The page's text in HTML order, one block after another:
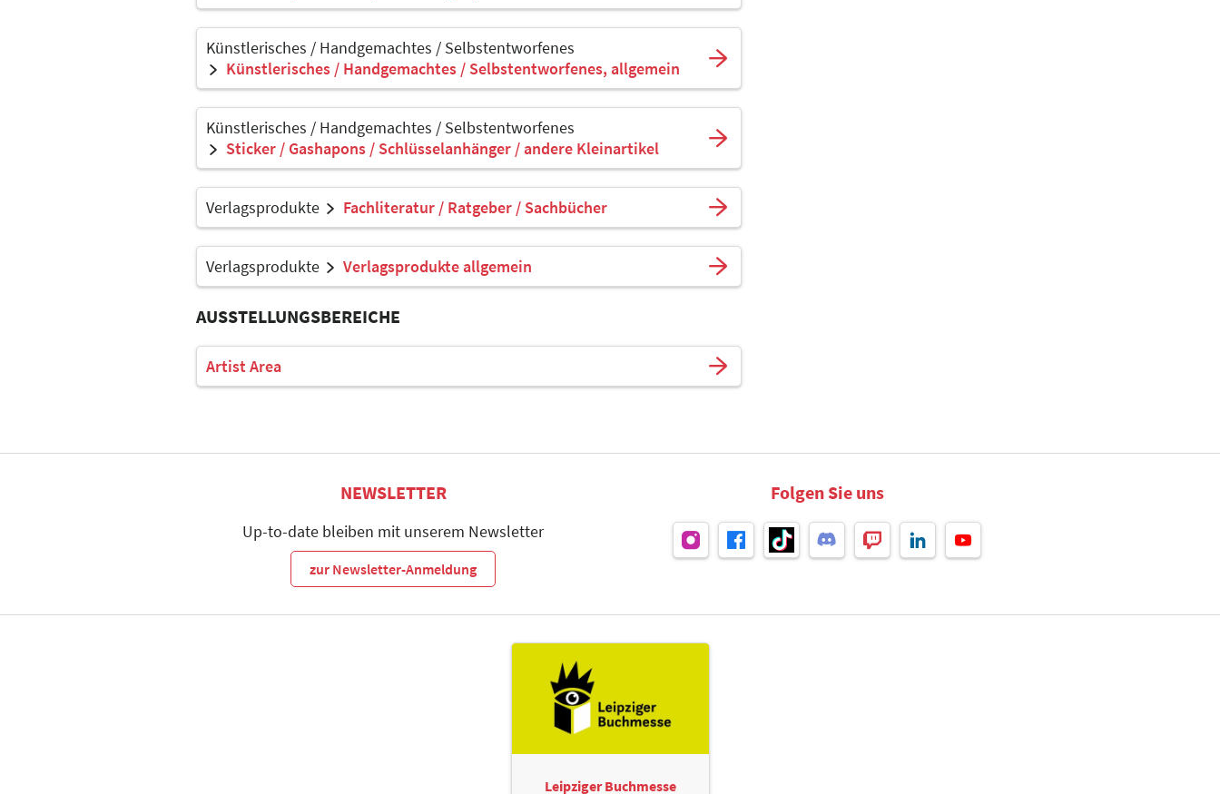
Künstlerisches / Handgemachtes / Selbstentworfenes
Künstlerisches / Handgemachtes / Selbstentworfenes, allgemein
Künstlerisches / Handgemachtes / Selbstentworfenes
Sticker / Gashapons / Schlüsselanhänger / andere Kleinartikel
Verlagsprodukte Fachliteratur / Ratgeber / Sachbücher
Verlagsprodukte Verlagsprodukte allgemein
AUSSTELLUNGSBEREICHE
Artist Area
NEWSLETTER
Up-to-date bleiben mit unserem Newsletter
zur Newsletter-Anmeldung
Folgen Sie uns
Leipziger Buchmesse